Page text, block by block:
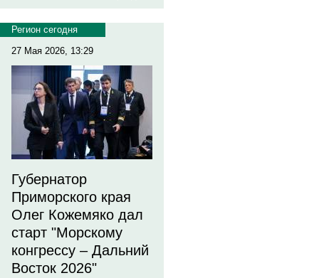
Регион сегодня
27 Мая 2026, 13:29
Губернатор
Приморского края
Олег Кожемяко дал
старт "Морскому
конгрессу – Дальний
Восток 2026"